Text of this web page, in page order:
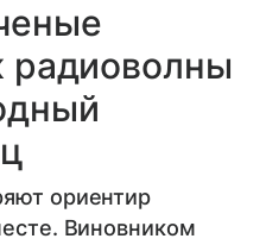
радиоволны
ориентир
Виновником